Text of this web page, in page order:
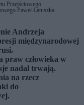
Przejściowego
Paweł Łatuszka.
Andrzeja
międzynarodowej
praw człowieka w
nadal trwają.
na rzecz
do